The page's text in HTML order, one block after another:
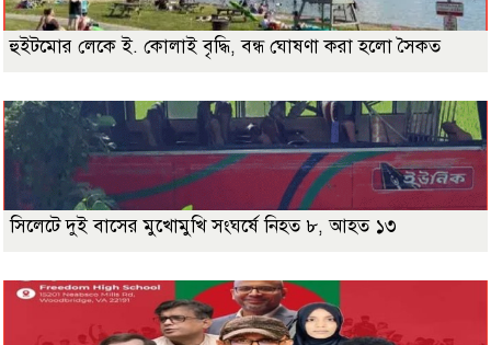
হুইটমোর লেকে ই. কোলাই বৃদ্ধি, বন্ধ ঘোষণা করা হলো সৈকত
সিলেটে দুই বাসের মুখোমুখি সংঘর্ষে নিহত ৮, আহত ১৩